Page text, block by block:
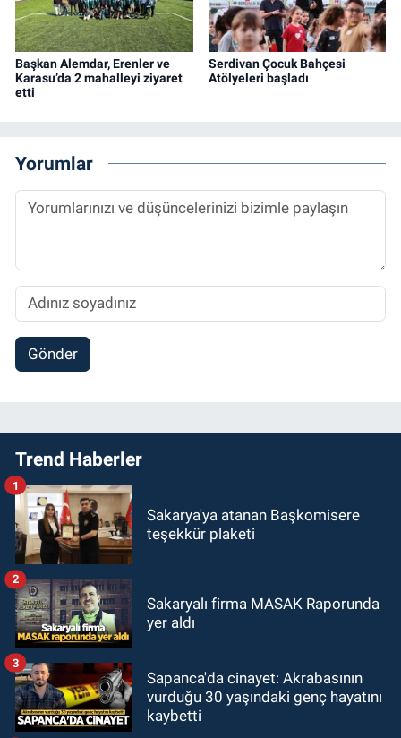
Başkan Alemdar, Erenler ve
Karasu’da 2 mahalleyi ziyaret
etti
Serdivan Çocuk Bahçesi
Atölyeleri başladı
Yorumlar
Gönder
Trend Haberler
Sakarya'ya atanan Başkomisere
teşekkür plaketi
1
Sakaryalı firma MASAK Raporunda
yer aldı
2
Sapanca'da cinayet: Akrabasının
vurduğu 30 yaşındaki genç hayatını
kaybetti
3